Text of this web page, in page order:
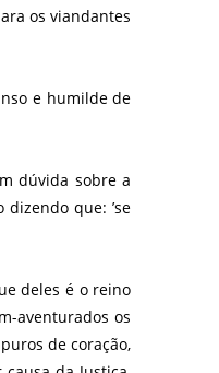
os viandantes
e humilde de
dúvida sobre a
que: ’se
deles é o reino
aventurados os
de coração,